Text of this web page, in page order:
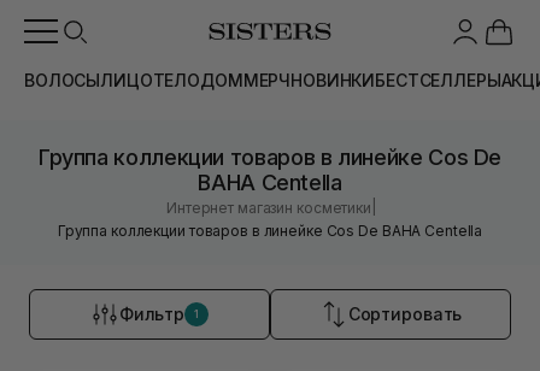
ВОЛОСЫЛИЦОТЕЛОДОММЕРЧНОВИНКИБЕСТСЕЛЛЕРЫ
Группа коллекции товаров в линейке Cos De
BAHA Centella
Интернет магазин косметики
Группа коллекции товаров в линейке Cos De BAHA Centella
Фильтр 1 Сортировать